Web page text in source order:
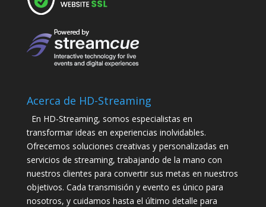
Acerca de HD-Streaming
En HD-Streaming, somos especialistas en
transformar ideas en experiencias inolvidables.
Ofrecemos soluciones creativas y personalizadas en
servicios de streaming, trabajando de la mano con
nuestros clientes para convertir sus metas en nuestros
objetivos. Cada transmisión y evento es único para
nosotros, y cuidamos hasta el último detalle para